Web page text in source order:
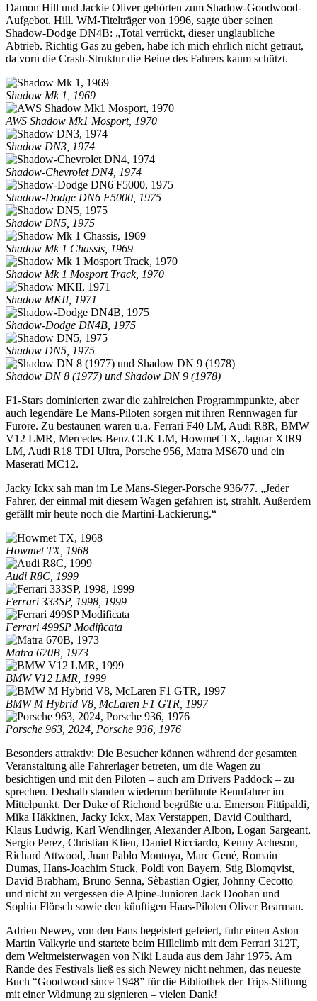
Damon Hill und Jackie Oliver gehörten zum Shadow-Goodwood-
Aufgebot. Hill. WM-Titelträger von 1996, sagte über seinen
Shadow-Dodge DN4B: „Total verrückt, dieser unglaubliche
Abtrieb. Richtig Gas zu geben, habe ich mich ehrlich nicht getraut,
da vorn die Crash-Struktur die Beine des Fahrers kaum schützt.
Shadow Mk 1, 1969
AWS Shadow Mk1 Mosport, 1970
Shadow DN3, 1974
Shadow-Chevrolet DN4, 1974
Shadow-Dodge DN6 F5000, 1975
Shadow DN5, 1975
Shadow Mk 1 Chassis, 1969
Shadow Mk 1 Mosport Track, 1970
Shadow MKII, 1971
Shadow-Dodge DN4B, 1975
Shadow DN5, 1975
Shadow DN 8 (1977) und Shadow DN 9 (1978)
F1-Stars dominierten zwar die zahlreichen Programmpunkte, aber
auch legendäre Le Mans-Piloten sorgen mit ihren Rennwagen für
Furore. Zu bestaunen waren u.a. Ferrari F40 LM, Audi R8R, BMW
V12 LMR, Mercedes-Benz CLK LM, Howmet TX, Jaguar XJR9
LM, Audi R18 TDI Ultra, Porsche 956, Matra MS670 und ein
Maserati MC12.
Jacky Ickx sah man im Le Mans-Sieger-Porsche 936/77. „Jeder
Fahrer, der einmal mit diesem Wagen gefahren ist, strahlt. Außerdem
gefällt mir heute noch die Martini-Lackierung.“
Howmet TX, 1968
Audi R8C, 1999
Ferrari 333SP, 1998, 1999
Ferrari 499SP Modificata
Matra 670B, 1973
BMW V12 LMR, 1999
BMW M Hybrid V8, McLaren F1 GTR, 1997
Porsche 963, 2024, Porsche 936, 1976
Besonders attraktiv: Die Besucher können während der gesamten
Veranstaltung alle Fahrerlager betreten, um die Wagen zu
besichtigen und mit den Piloten – auch am Drivers Paddock – zu
sprechen. Deshalb standen wiederum berühmte Rennfahrer im
Mittelpunkt. Der Duke of Richond begrüßte u.a. Emerson Fittipaldi,
Mika Häkkinen, Jacky Ickx, Max Verstappen, David Coulthard,
Klaus Ludwig, Karl Wendlinger, Alexander Albon, Logan Sargeant,
Sergio Perez, Christian Klien, Daniel Ricciardo, Kenny Acheson,
Richard Attwood, Juan Pablo Montoya, Marc Gené, Romain
Dumas, Hans-Joachim Stuck, Poldi von Bayern, Stig Blomqvist,
David Brabham, Bruno Senna, Sèbastian Ogier, Johnny Cecotto
und nicht zu vergessen die Alpine-Junioren Jack Doohan und
Sophia Flörsch sowie den künftigen Haas-Piloten Oliver Bearman.
Adrien Newey, von den Fans begeistert gefeiert, fuhr einen Aston
Martin Valkyrie und startete beim Hillclimb mit dem Ferrari 312T,
dem Weltmeisterwagen von Niki Lauda aus dem Jahr 1975. Am
Rande des Festivals ließ es sich Newey nicht nehmen, das neueste
Buch “Goodwood since 1948” für die Bibliothek der Trips-Stiftung
mit einer Widmung zu signieren – vielen Dank!